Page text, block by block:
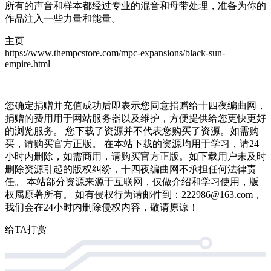
所有的声音和样本都经过专业的混音和母带处理，准备为你的
作品注入一些力量和能量。
主页
https://www.thempcstore.com/mpc-expansions/black-sun-
empire.html
您确定捐赠并充值成功后即表示您同意捐赠给十四夜编曲网，
捐赠的费用用于网站服务器以及维护，方便提供给您更快更好
的浏览服务。 您下载了资源并不代表您购买了资源。如需购
买，请购买官方正版。 在本站下载的资源均用于学习，请24
小时内删除，如需商用，请购买官方正版。如下载用户未及时
删除资源引起的版权纠纷，十四夜编曲网不承担任何法律责
任。 本站部分资源来源于互联网，仅做介绍和学习使用，版
权属原著所有。 如有侵权行为请邮件到：222986@163.com，
我们会在24小时内删除侵权内容，敬请原谅！
给TA打赏